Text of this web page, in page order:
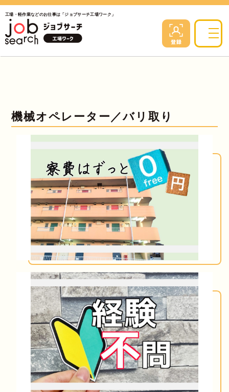
工場・軽作業などのお仕事は「ジョブサーチ工場ワーク」
機械オペレーター／バリ取り